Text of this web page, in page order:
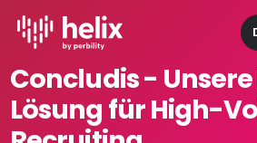
Helix
Concludis -
Lösung für High-